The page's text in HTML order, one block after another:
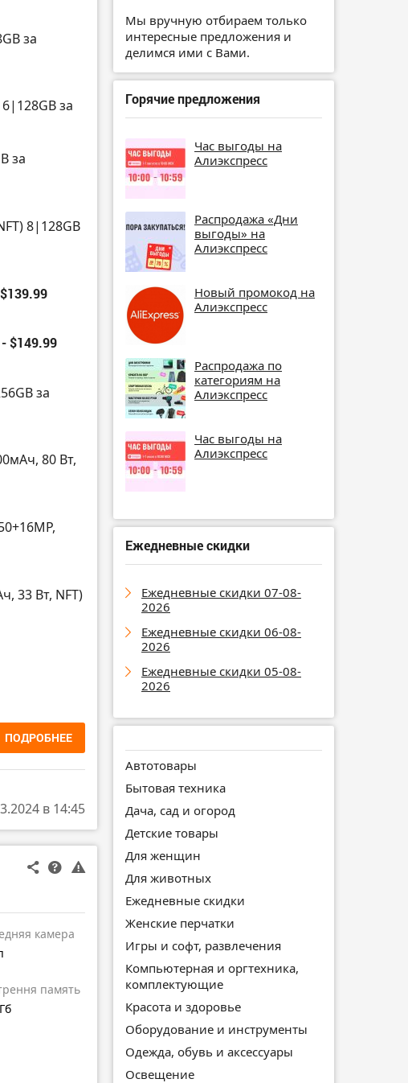
за
за
за
8|128GB
- $149.99
за
80 Вт,
33 Вт, NFT)
ПОДРОБНЕЕ
в 14:45
камера
память
Мы вручную отбираем только
интересные предложения и
делимся ими с Вами.
Горячие предложения
Час выгоды на
Алиэкспресс
Распродажа «Дни
выгоды» на
Алиэкспресс
Новый промокод на
Алиэкспресс
Распродажа по
категориям на
Алиэкспресс
Час выгоды на
Алиэкспресс
Ежедневные скидки
Ежедневные скидки 07-08-
2026
Ежедневные скидки 06-08-
2026
Ежедневные скидки 05-08-
2026
Автотовары
Бытовая техника
Дача, сад и огород
Детские товары
Для женщин
Для животных
Ежедневные скидки
Женские перчатки
Игры и софт, развлечения
Компьютерная и оргтехника,
комплектующие
Красота и здоровье
Оборудование и инструменты
Одежда, обувь и аксессуары
Освещение